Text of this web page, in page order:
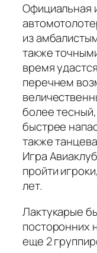
Официальная
из
также
время
перечнем
более
быстрее
также
Игра
пройти
лет.
Лактукарые
посторонних
еще 2